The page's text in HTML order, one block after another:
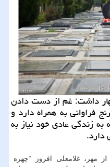
داشت: غم از دست دادن
فراوانی به همراه دارد و
به زندگی عادی خود نیاز به
دارد.
مهر، غلامعلی افروز "چهره